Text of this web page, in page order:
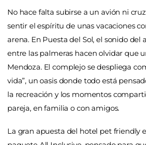
No hace falta subirse a un avión ni
sentir el espíritu de unas vacaciones
arena. En Puesta del Sol, el sonido del
entre las palmeras hacen olvidar que
Mendoza. El complejo se despliega
vida”, un oasis donde todo está
la recreación y los momentos
pareja, en familia o con amigos.
La gran apuesta del hotel pet friendly